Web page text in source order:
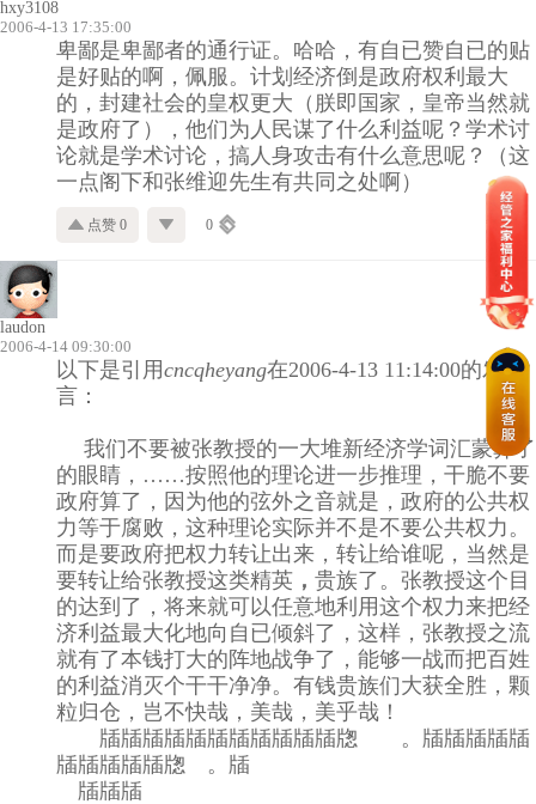
hxy3108
2006-4-13 17:35:00
卑鄙是卑鄙者的通行证。哈哈，有自已赞自已的贴
是好贴的啊，佩服。计划经济倒是政府权利最大
的，封建社会的皇权更大（朕即国家，皇帝当然就
是政府了），他们为人民谋了什么利益呢？学术讨
论就是学术讨论，搞人身攻击有什么意思呢？（这
一点阁下和张维迎先生有共同之处啊）
点赞 0 0
laudon
2006-4-14 09:30:00
以下是引用cncqheyang在2006-4-13 11:14:00的发
言：
我们不要被张教授的一大堆新经济学词汇蒙弊了
的眼睛，……按照他的理论进一步推理，干脆不要
政府算了，因为他的弦外之音就是，政府的公共权
力等于腐败，这种理论实际并不是不要公共权力。
而是要政府把权力转让出来，转让给谁呢，当然是
要转让给张教授这类精英 ， 贵族了。张教授这个目
的达到了，将来就可以任意地利用这个权力来把经
济利益最大化地向自已倾斜了，这样，张教授之流
就有了本钱打大的阵地战争了，能够一战而把百姓
的利益消灭个干干净净。有钱贵族们大获全胜，颗
粒归仓，岂不快哉，美哉，美乎哉！
牐牐牐牐牐牐牐牐牐牐牐牎 。牐牐牐牐牐
牐牐牐牐牐牎 。牐
牐牐牐